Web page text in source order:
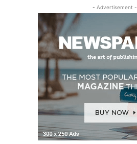
- Advertisement -